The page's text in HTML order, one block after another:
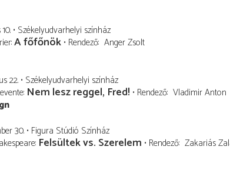
Székelyudvarhelyi színház
A főfőnök Rendező Anger Zsolt
22. Székelyudvarhelyi színház
Nem lesz reggel, Fred! Rendező Vladimir Anton
30. Figura Stúdió Színház
Felsültek vs. Szerelem Rendező Zakariás